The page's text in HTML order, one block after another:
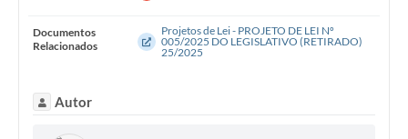
Documentos
Relacionados
Projetos de Lei - PROJETO DE LEI Nº
005/2025 DO LEGISLATIVO (RETIRADO)
25/2025
Autor